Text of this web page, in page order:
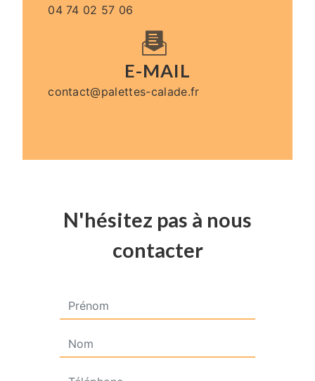
N'hésitez pas à nous
contacter
04 74 02 57 06
E-MAIL
contact@palettes-calade.fr